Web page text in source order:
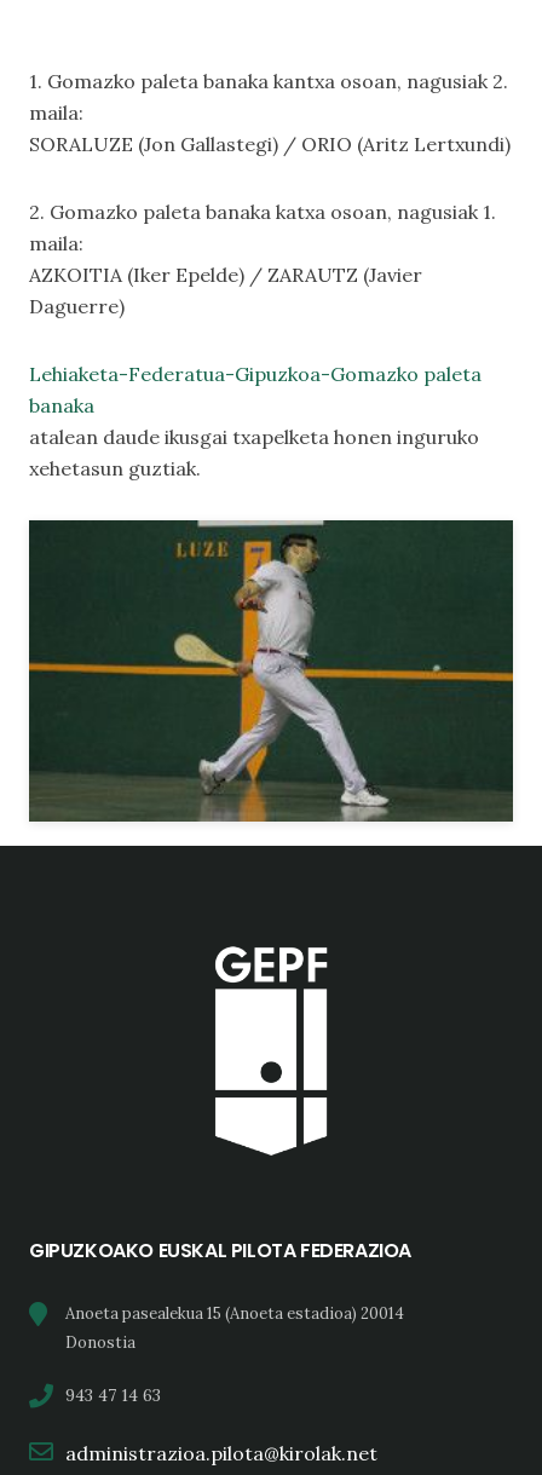
1. Gomazko paleta banaka kantxa osoan, nagusiak 2.
maila:
SORALUZE (Jon Gallastegi) / ORIO (Aritz Lertxundi)
2. Gomazko paleta banaka katxa osoan, nagusiak 1.
maila:
AZKOITIA (Iker Epelde) / ZARAUTZ (Javier
Daguerre)
Lehiaketa-Federatua-Gipuzkoa-Gomazko paleta
banaka
atalean daude ikusgai txapelketa honen inguruko
xehetasun guztiak.
GIPUZKOAKO EUSKAL PILOTA FEDERAZIOA
Anoeta pasealekua 15 (Anoeta estadioa) 20014
Donostia
943 47 14 63
administrazioa.pilota@kirolak.net